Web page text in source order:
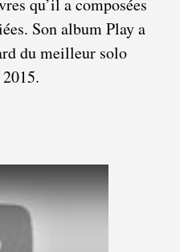
Son album Play a
du meilleur solo